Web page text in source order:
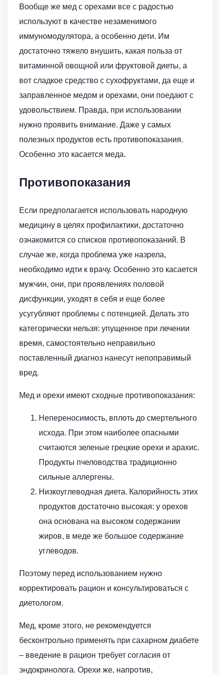
Вообще же мед с орехами все с радостью
используют в качестве незаменимого
иммуномодулятора, а особенно дети. Им
достаточно тяжело внушить, какая польза от
витаминной овощной или фруктовой диеты, а
вот сладкое средство с сухофруктами, да еще и
заправленное медом и орехами, они поедают с
удовольствием. Правда, при использовании
нужно проявить внимание. Даже у самых
полезных продуктов есть противопоказания.
Особенно это касается меда.
Противопоказания
Если предполагается использовать народную
медицину в целях профилактики, достаточно
ознакомится со списков противопоказаний. В
случае же, когда проблема уже назрела,
необходимо идти к врачу. Особенно это касается
мужчин, они, при проявлениях половой
дисфункции, уходят в себя и еще более
усугубляют проблемы с потенцией. Делать это
категорически нельзя: упущенное при лечении
время, самостоятельно неправильно
поставленный диагноз нанесут непоправимый
вред.
Мед и орехи имеют сходные противопоказания:
Непереносимость, вплоть до смертельного
исхода. При этом наиболее опасными
считаются зеленые грецкие орехи и арахис.
Продукты пчеловодства традиционно
сильные аллергены.
Низкоуглеводная диета. Калорийность этих
продуктов достаточно высокая: у орехов
она основана на высоком содержании
жиров, в меде же большое содержание
углеводов.
Поэтому перед использованием нужно
корректировать рацион и консультироваться с
диетологом.
Мед, кроме этого, не рекомендуется
бесконтрольно применять при сахарном диабете
– введение в рацион требует согласия от
эндокринолога. Орехи же, напротив,